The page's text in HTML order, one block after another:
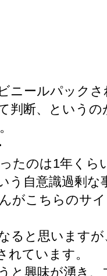
ニールパック
判断、というの
たのは1年くら
う自意識過剰
がこちらのサ
ると思います
れています。
と興味が湧き